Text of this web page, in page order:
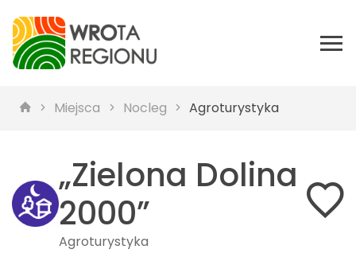
Miejsca Nocleg Agroturystyka
„Zielona Dolina
2000”
Agroturystyka